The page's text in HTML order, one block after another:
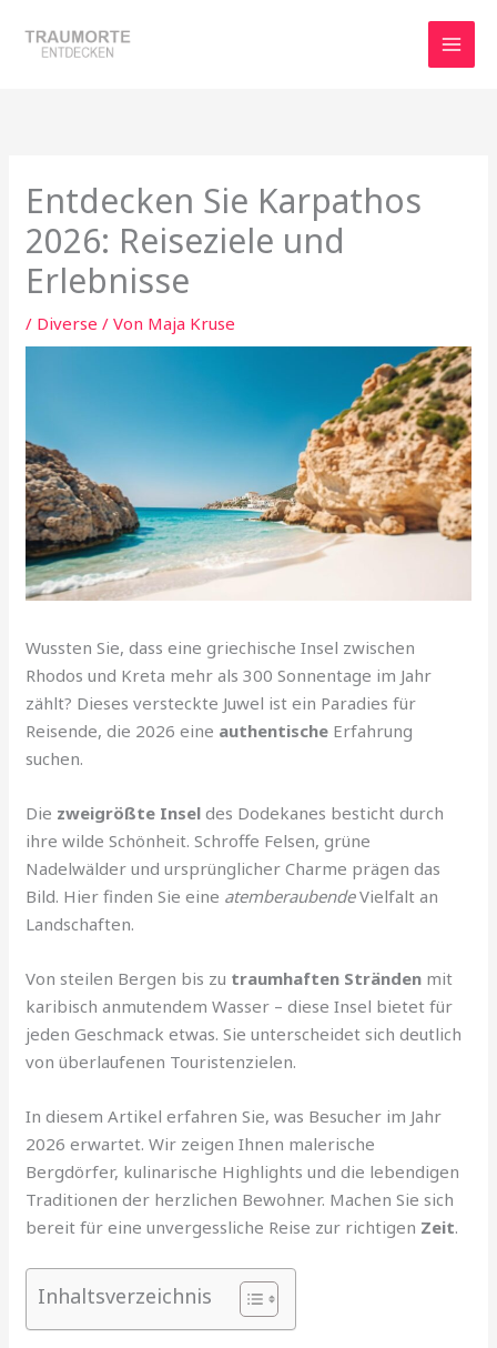
Inhalt
Entdecken Sie Karpathos
2026: Reiseziele und
Erlebnisse
/ Diverse / Von Maja Kruse
Wussten Sie, dass eine griechische Insel zwischen
Rhodos und Kreta mehr als 300 Sonnentage im Jahr
zählt? Dieses versteckte Juwel ist ein Paradies für
Reisende, die 2026 eine authentische Erfahrung
suchen.
Die zweigrößte Insel des Dodekanes besticht durch
ihre wilde Schönheit. Schroffe Felsen, grüne
Nadelwälder und ursprünglicher Charme prägen das
Bild. Hier finden Sie eine atemberaubendeVielfalt an
Landschaften.
Von steilen Bergen bis zu traumhaften Stränden mit
karibisch anmutendem Wasser – diese Insel bietet für
jeden Geschmack etwas. Sie unterscheidet sich deutlich
von überlaufenen Touristenzielen.
In diesem Artikel erfahren Sie, was Besucher im Jahr
2026 erwartet. Wir zeigen Ihnen malerische
Bergdörfer, kulinarische Highlights und die lebendigen
Traditionen der herzlichen Bewohner. Machen Sie sich
bereit für eine unvergessliche Reise zur richtigen Zeit.
Inhaltsverzeichnis